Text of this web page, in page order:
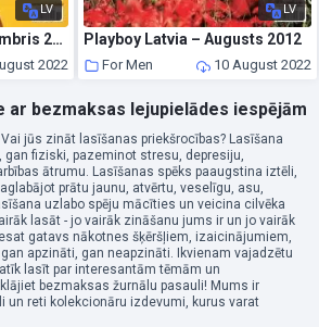
LV
Playboy Latvia – Novembris 2012
2022
LV
Playboy Latvia – Augusts 2012
For Men 10 August 2022
ar bezmaksas lejupielādes iespējām
jūs zināt lasīšanas priekšrocības? Lasīšana
gan fiziski, pazeminot stresu, depresiju,
ātrumu. Lasīšanas spēks paaugstina iztēli,
prātu jaunu, atvērtu, veselīgu, asu,
uzlabo spēju mācīties un veicina cilvēka
lasāt - jo vairāk zināšanu jums ir un jo vairāk
gatavs nākotnes šķēršļiem, izaicinājumiem,
apzināti, gan neapzināti. Ikvienam vajadzētu
lasīt par interesantām tēmām un
bezmaksas žurnālu pasauli! Mums ir
un reti kolekcionāru izdevumi, kurus varat